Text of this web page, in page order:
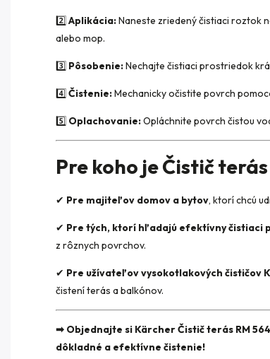
2️⃣ Aplikácia:Naneste zriedený čistiaci roztok
alebo mop.
3️⃣ Pôsobenie:Nechajte čistiaci prostriedok
4️⃣ Čistenie:Mechanicky očistite povrch
5️⃣ Oplachovanie:Opláchnite povrch čistou
Pre koho je Čistič
✔ Pre majiteľov domov a bytov, ktorí chcú
✔ Pre tých, ktorí hľadajú efektívny čistiaci
z rôznych povrchov.
✔ Pre užívateľov vysokotlakových čističov
čistení terás a balkónov.
➡ Objednajte si Kärcher Čistič terás RM
dôkladné a efektívne čistenie!